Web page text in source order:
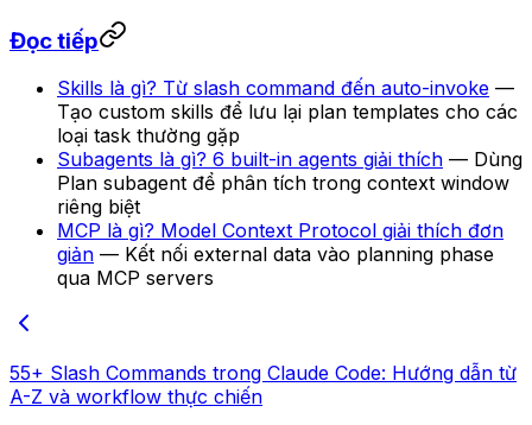
Đọc tiếp
Skills là gì? Từ slash command đến auto-invoke —
Tạo custom skills để lưu lại plan templates cho các
loại task thường gặp
Subagents là gì? 6 built-in agents giải thích — Dùng
Plan subagent để phân tích trong context window
riêng biệt
MCP là gì? Model Context Protocol giải thích đơn
giản — Kết nối external data vào planning phase
qua MCP servers
55+ Slash Commands trong Claude Code: Hướng dẫn từ
A-Z và workflow thực chiến